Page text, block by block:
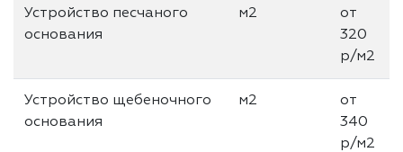
Устройство песчаного
основания
м2
от
320
р/м2
Устройство щебеночного
основания
м2
от
340
р/м2